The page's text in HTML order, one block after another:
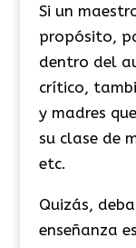
Si un
propósito,
dentro del
crítico,
y madres
su clase de
etc.
Quizás,
enseñanza